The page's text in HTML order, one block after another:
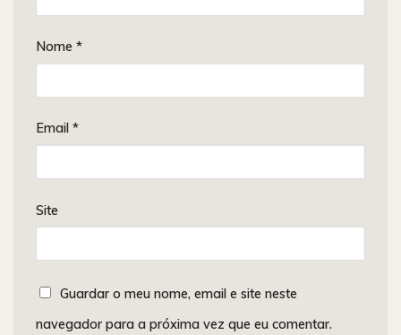
Nome *
Email *
Site
Guardar o meu nome, email e site neste
navegador para a próxima vez que eu comentar.